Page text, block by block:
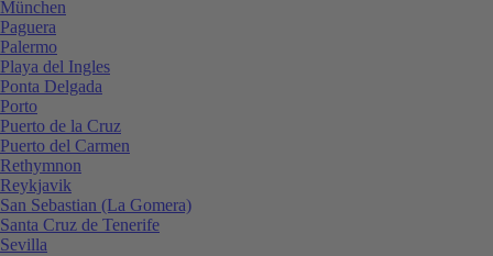
München
Paguera
Palermo
Playa del Ingles
Ponta Delgada
Porto
Puerto de la Cruz
Puerto del Carmen
Rethymnon
Reykjavik
San Sebastian (La Gomera)
Santa Cruz de Tenerife
Sevilla